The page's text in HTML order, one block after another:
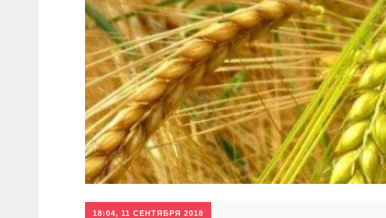
18:04, 11 СЕНТЯБРЯ 2018